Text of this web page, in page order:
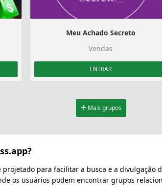
Meu Achado Secreto
Vendas
ENTRAR
Mais grupos
projetado para facilitar a busca e a divulgação
os usuários podem encontrar grupos